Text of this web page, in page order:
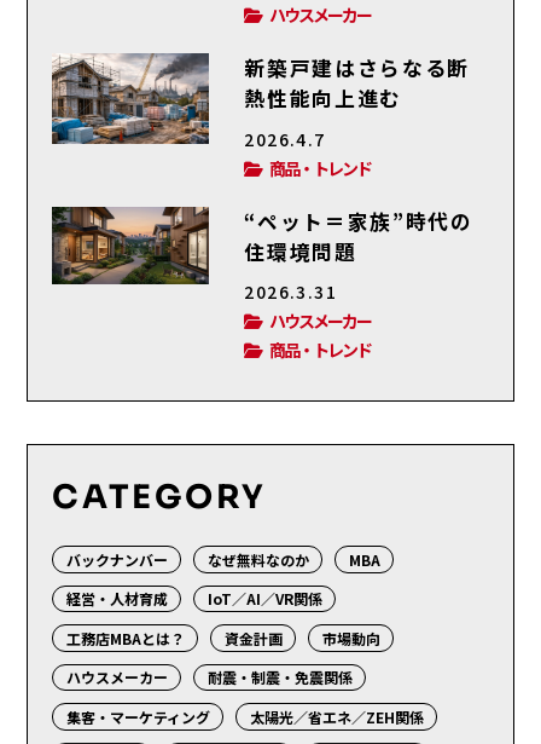
ハウスメーカー
新築戸建はさらなる断
熱性能向上進む
2026.4.7
商品・トレンド
“ペット＝家族”時代の
住環境問題
2026.3.31
ハウスメーカー
商品・トレンド
CATEGORY
バックナンバー なぜ無料なのか
MBA
経営・人材育成
IoT／AI／VR関係
工務店MBAとは？
資金計画
市場動向
ハウスメーカー
耐震・制震・免震関係
集客・マーケティング
太陽光／省エネ／ZEH関係